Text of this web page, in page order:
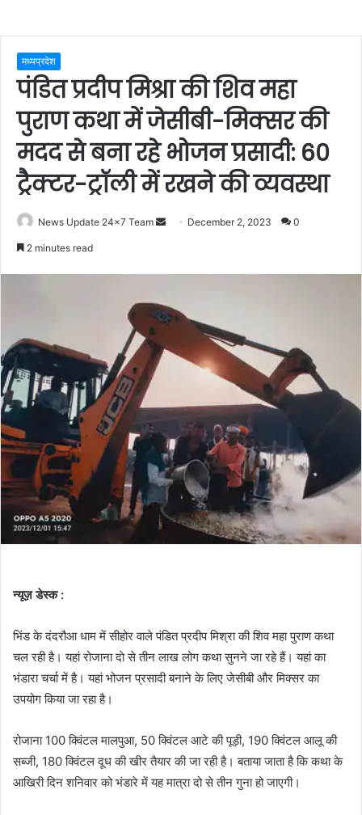
मध्यप्रदेश
पंडित प्रदीप मिश्रा की शिव महा
पुराण कथा में जेसीबी-मिक्सर की
मदद से बना रहे भोजन प्रसादी: 60
ट्रैक्टर-ट्रॉली में रखने की व्यवस्था
News Update 24x7 Team
Send December 2, 2023 0
2 minutes read
न्यूज़ डेस्क :
भिंड के दंदरौआ धाम में सीहोर वाले पंडित प्रदीप मिश्रा की शिव महा पुराण कथा
चल रही है। यहां रोजाना दाे से तीन लाख लोग कथा सुनने जा रहे हैं। यहां का
भंडारा चर्चा में है। यहां भोजन प्रसादी बनाने के लिए जेसीबी और मिक्सर का
उपयोग किया जा रहा है।
रोजाना 100 क्विंटल मालपुआ, 50 क्विंटल आटे की पूड़ी, 190 क्विंटल आलू की
सब्जी, 180 क्विंटल दूध की खीर तैयार की जा रही है। बताया जाता है कि कथा के
आखिरी दिन शनिवार को भंडारे में यह मात्रा दो से तीन गुना हो जाएगी।